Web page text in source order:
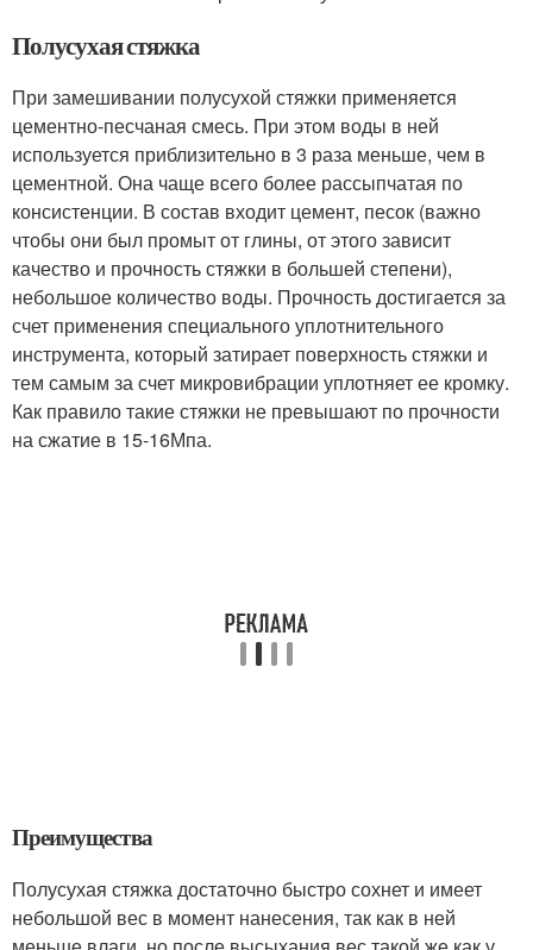
Полусухая стяжка
При замешивании полусухой стяжки применяется
цементно-песчаная смесь. При этом воды в ней
используется приблизительно в 3 раза меньше, чем в
цементной. Она чаще всего более рассыпчатая по
консистенции. В состав входит цемент, песок (важно
чтобы они был промыт от глины, от этого зависит
качество и прочность стяжки в большей степени),
небольшое количество воды. Прочность достигается за
счет применения специального уплотнительного
инструмента, который затирает поверхность стяжки и
тем самым за счет микровибрации уплотняет ее кромку.
Как правило такие стяжки не превышают по прочности
на сжатие в 15-16Мпа.
Преимущества
Полусухая стяжка достаточно быстро сохнет и имеет
небольшой вес в момент нанесения, так как в ней